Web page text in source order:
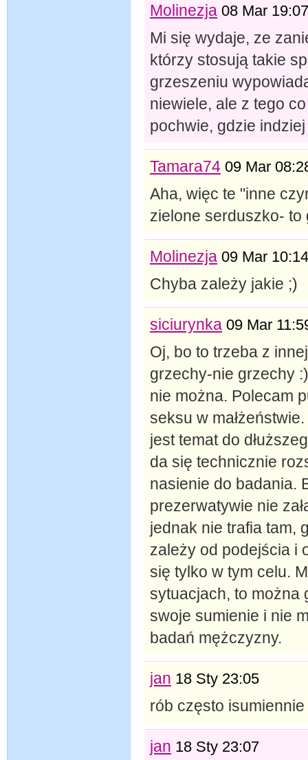
Molinezja 08 Mar 19:07
Mi się wydaje, ze
którzy stosują takie
grzeszeniu
niewiele, ale z tego
pochwie, gdzie
Tamara74 09 Mar
Aha, więc te "inne
zielone serduszko- to
Molinezja 09 Mar 10:14
Chyba zależy jakie ;)
siciurynka 09 Mar
Oj, bo to trzeba z
grzechy-nie grzechy
nie można. Polecam
seksu w
jest temat do
da się technicznie
nasienie do badania.
prezerwatywie nie
jednak nie trafia tam,
zależy od podejścia i
się tylko w tym celu.
sytuacjach, to można
swoje sumienie i nie
badań mężczyzny.
jan 18 Sty 23:05
rób często isumiennie
jan 18 Sty 23:07